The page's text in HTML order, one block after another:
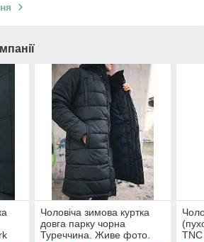
Чоловіча зимова куртка
довга парку чорна
Туреччина. Живе фото.